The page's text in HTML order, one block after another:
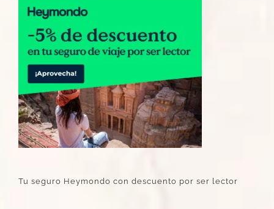
Tu seguro Heymondo con descuento por ser lector